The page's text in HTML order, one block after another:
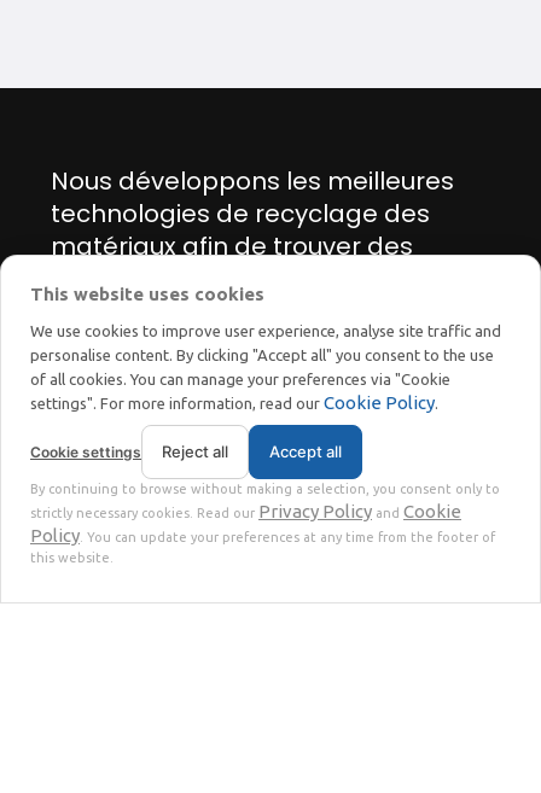
Nous développons les meilleures
technologies de recyclage des
matériaux afin de trouver des
solutions innovantes pour la
transition énergétique et écologique.
STOKKERMILL | SELTEK SRL© 2023 | P. Iva. IT02360630301 |Privacy |Terms
This website uses cookies
We use cookies to improve user experience, analyse site traffic and
personalise content. By clicking "Accept all" you consent to the use
of all cookies. You can manage your preferences via "Cookie
settings". For more information, read our Cookie Policy.
Cookie settings Reject all Accept all
By continuing to browse without making a selection, you consent only to
strictly necessary cookies. Read our Privacy Policy and Cookie
Policy . You can update your preferences at any time from the footer of
this website.